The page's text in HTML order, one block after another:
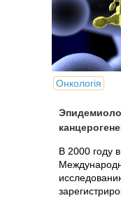
Онкологія
В 2000 году